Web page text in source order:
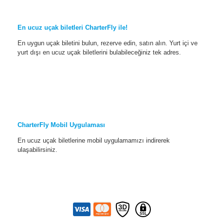
En ucuz uçak biletleri CharterFly ile!
En uygun uçak biletini bulun, rezerve edin, satın alın. Yurt içi ve
yurt dışı en ucuz uçak biletlerini bulabileceğiniz tek adres.
CharterFly Mobil Uygulaması
En ucuz uçak biletlerine mobil uygulamamızı indirerek
ulaşabilirsiniz.